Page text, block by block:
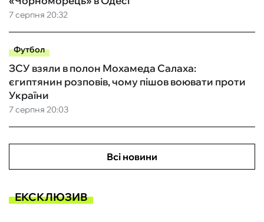
7 серпня 20:32
Футбол
7 серпня 20:03
ЗСУ взяли в полон Мохамеда Салаха:
єгиптянин розповів, чому пішов воювати проти
України
Всі новини
ЕКСКЛЮЗИВ